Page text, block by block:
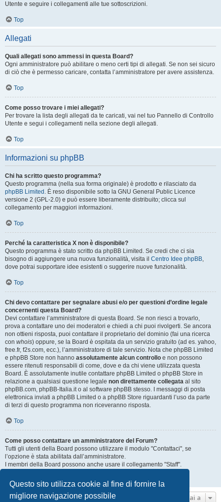
Questo sito utilizza cookie al fine di fornire la
migliore navigazione possibile
Utente e seguire i collegamenti alle tue sottoscrizioni.
Top
Allegati
Quali allegati sono ammessi in questa Board?
Ogni amministratore può abilitare o meno certi tipi di allegati. Se non sei sicuro
di ciò che è permesso caricare, contatta l’amministratore per avere assistenza.
Top
Come posso trovare i miei allegati?
Per trovare la lista degli allegati da te caricati, vai nel tuo Pannello di Controllo
Utente e segui i collegamenti nella sezione degli allegati.
Top
Informazioni su phpBB
Chi ha scritto questo programma?
Questo programma (nella sua forma originale) è prodotto e rilasciato da
phpBB Limited . È reso disponibile sotto la GNU General Public Licence
versione 2 (GPL-2.0) e può essere liberamente distribuito; clicca sul
collegamento per maggiori informazioni.
Top
Perché la caratteristica X non è disponibile?
Questo programma è stato scritto da phpBB Limited. Se credi che ci sia
bisogno di aggiungere una nuova funzionalità, visita il Centro Idee phpBB,
dove potrai supportare idee esistenti o suggerire nuove funzionalità.
Top
Chi devo contattare per segnalare abusi e/o per questioni d’ordine legale
concernenti questa Board?
Devi contattare l’amministratore di questa Board. Se non riesci a trovarlo,
prova a contattare uno dei moderatori e chiedi a chi puoi rivolgerti. Se ancora
non ottieni risposta, puoi contattare il proprietario del dominio (fai una ricerca
con whois) oppure, se la Board è ospitata da un servizio gratuito (ad es. yahoo,
free.fr, f2s.com, ecc.), l’amministratore di tale servizio. Nota che phpBB Limited
e phpBB Store non hanno assolutamente alcun controllo e non possono
essere ritenuti responsabili di come, dove e da chi viene utilizzata questa
Board. È assolutamente inutile contattare phpBB Limited o phpBB Store in
relazione a qualsiasi questione legale non direttamente collegata al sito
phpBB.com, phpBB-Italia.it o al software phpBB stesso. I messaggi di posta
elettronica inviati a phpBB Limited o a phpBB Store riguardanti l’uso da parte
di terzi di questo programma non riceveranno risposta.
Top
Come posso contattare un amministratore del Forum?
Tutti gli utenti della Board possono utilizzare il modulo "Contattaci", se
l’opzione è stata abilitata dall’amministratore.
I membri della Board possono anche usare il collegamento "Staff".
Top
Vai a